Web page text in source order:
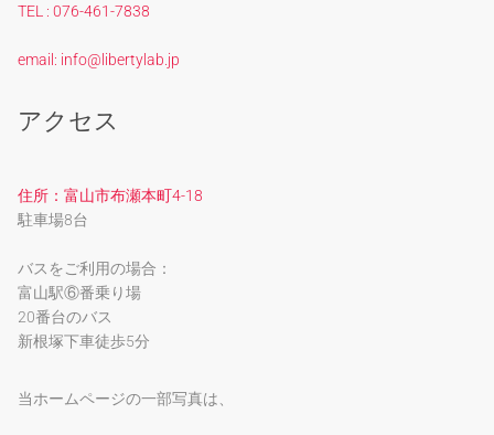
TEL : 076-461-7838
email: info@libertylab.jp
アクセス
住所：富山市布瀬本町4-18
駐車場8台
バスをご利用の場合：
富山駅⑥番乗り場
20番台のバス
新根塚下車徒歩5分
当ホームページの一部写真は、